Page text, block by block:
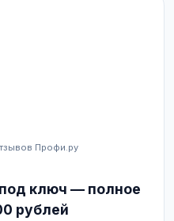
Профи.ру
ключ — полное
рублей